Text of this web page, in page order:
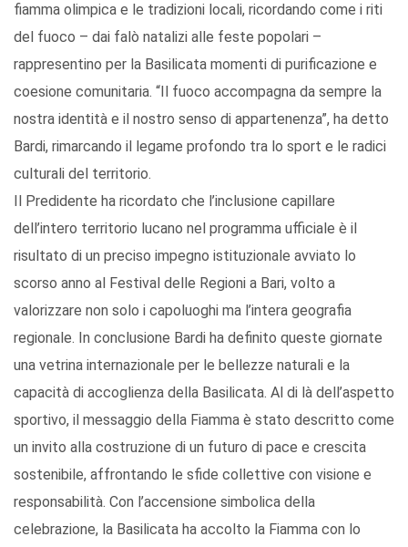
fiamma olimpica e le tradizioni locali, ricordando come i riti
del fuoco – dai falò natalizi alle feste popolari –
rappresentino per la Basilicata momenti di purificazione e
coesione comunitaria. “Il fuoco accompagna da sempre la
nostra identità e il nostro senso di appartenenza”, ha detto
Bardi, rimarcando il legame profondo tra lo sport e le radici
culturali del territorio.
Il Predidente ha ricordato che l’inclusione capillare
dell’intero territorio lucano nel programma ufficiale è il
risultato di un preciso impegno istituzionale avviato lo
scorso anno al Festival delle Regioni a Bari, volto a
valorizzare non solo i capoluoghi ma l’intera geografia
regionale. In conclusione Bardi ha definito queste giornate
una vetrina internazionale per le bellezze naturali e la
capacità di accoglienza della Basilicata. Al di là dell’aspetto
sportivo, il messaggio della Fiamma è stato descritto come
un invito alla costruzione di un futuro di pace e crescita
sostenibile, affrontando le sfide collettive con visione e
responsabilità. Con l’accensione simbolica della
celebrazione, la Basilicata ha accolto la Fiamma con lo